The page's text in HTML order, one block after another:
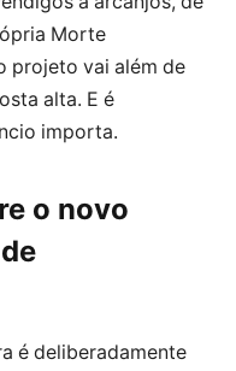
Morte
projeto vai além de
alta. E é
importa.
o novo
é deliberadamente